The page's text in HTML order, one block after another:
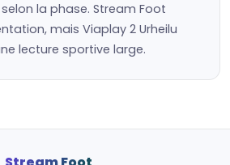
la phase. Stream Foot
mais Viaplay 2 Urheilu
lecture sportive large.